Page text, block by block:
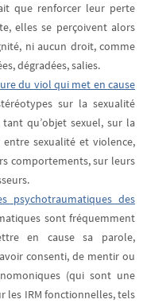
que renforcer leur perte
elles se perçoivent alors
ni aucun droit, comme
dégradées, salies.
du viol qui met en cause
sur la sexualité
qu’objet sexuel, sur la
sexualité et violence,
comportements, sur leurs
psychotraumatiques des
sont fréquemment
en cause sa parole,
consenti, de mentir ou
(qui sont une
les IRM fonctionnelles, tels